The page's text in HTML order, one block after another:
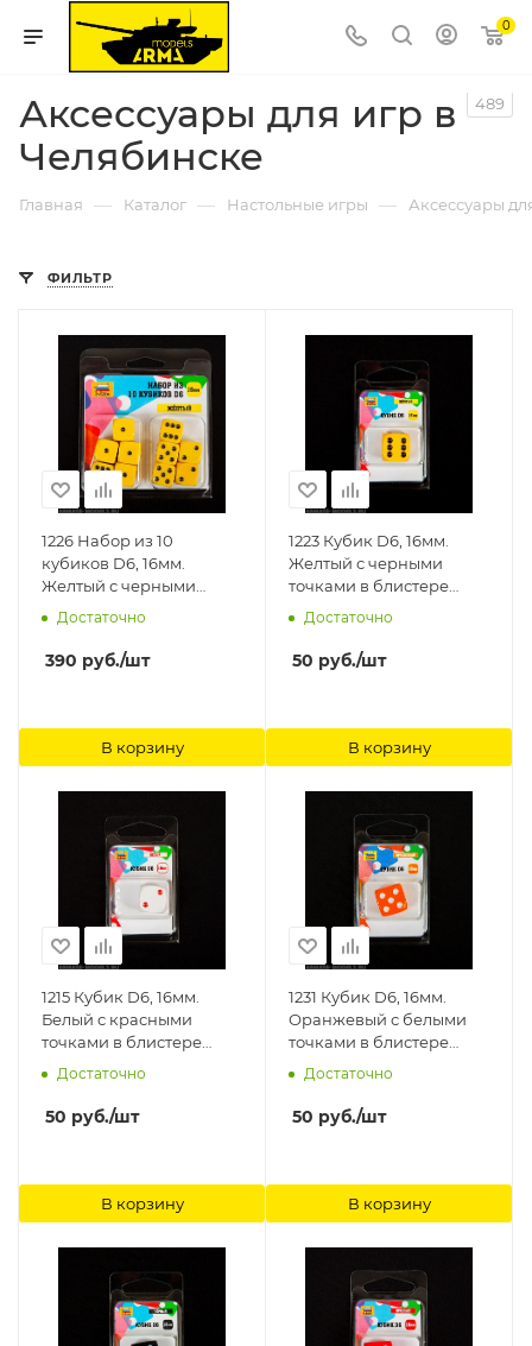
0
Аксессуары для игр в
Челябинске
489
Главная — Каталог — Настольные игры — Аксессуары
ФИЛЬТР
1226 Набор из 10
кубиков D6, 16мм.
Желтый с черными
точками в блистере
Звезда
Достаточно
390 руб./шт
В корзину
1223 Кубик D6, 16мм.
Желтый с черными
точками в блистере
Звезда
Достаточно
50 руб./шт
В корзину
1215 Кубик D6, 16мм.
Белый с красными
точками в блистере
Звезда
Достаточно
50 руб./шт
В корзину
1231 Кубик D6, 16мм.
Оранжевый с белыми
точками в блистере
Звезда
Достаточно
50 руб./шт
В корзину